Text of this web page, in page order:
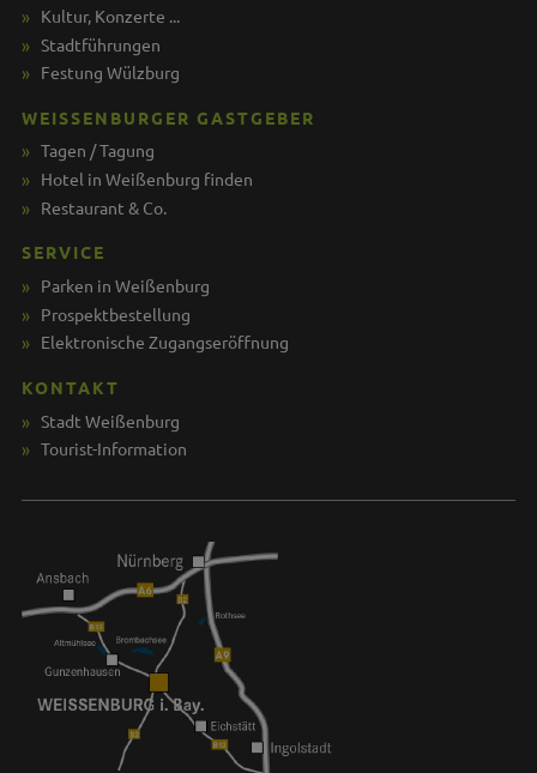
Kultur, Konzerte ...
Stadtführungen
Festung Wülzburg
WEISSENBURGER GASTGEBER
Tagen / Tagung
Hotel in Weißenburg finden
Restaurant & Co.
SERVICE
Parken in Weißenburg
Prospektbestellung
Elektronische Zugangseröffnung
KONTAKT
Stadt Weißenburg
Tourist-Information